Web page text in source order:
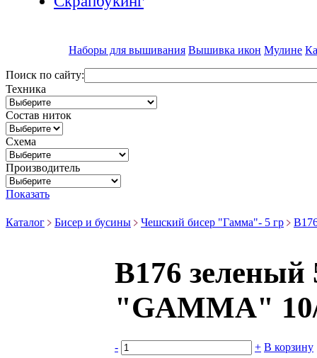
Наборы для вышивания Вышивка икон Мулине
Поиск по сайту:
Техника
Состав ниток
Схема
Производитель
Показать
Каталог Бисер и бусины Чешский бисер "Гамма"- 5 гр
B176 зеленый
"GAMMA"
- + В корзину